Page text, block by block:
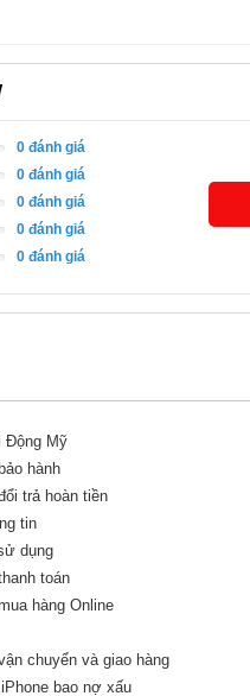
0đánh giá
0đánh giá
0đánh giá
0đánh giá
0đánh giá
Động Mỹ
hành
trả hoàn tiền
tin
dụng
toán
hàng Online
chuyển và giao hàng
bao nợ xấu